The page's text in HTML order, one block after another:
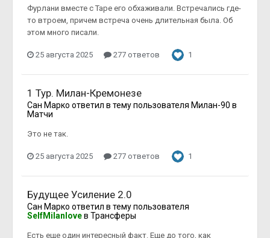
Фурлани вместе с Таре его обхаживали. Встречались где-
то втроем, причем встреча очень длительная была. Об
этом много писали.
25 августа 2025 277 ответов 1
1 Тур. Милан-Кремонезе
Сан Марко ответил в тему пользователя Милан-90 в
Матчи
Это не так.
25 августа 2025 277 ответов 1
Будущее Усиление 2.0
Сан Марко ответил в тему пользователя
SelfMilanloveв Трансферы
Есть еще один интересный факт. Еще до того, как